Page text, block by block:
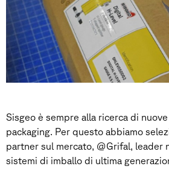
Sisgeo è sempre alla ricerca di
packaging. Per questo abbiamo
partner sul mercato, @Grifal, leader
sistemi di imballo di ultima